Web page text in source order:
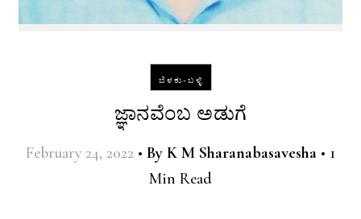
ಬೆಳಕು-ಬಳ್ಳಿ
ಜ್ಞಾನವೆಂಬ ಅಡುಗೆ
February 24, 2022 • By K M Sharanabasavesha • 1
Min Read